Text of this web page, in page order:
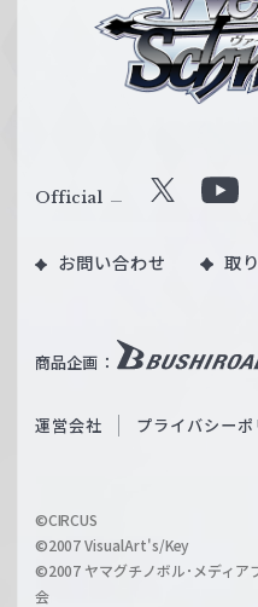
ス
ル
W
ß
c
a
r
z
商品企画：
Official X
u
b
O
i
お問い合わせ 取
運営会社 プライバシーポ
©CIRCUS
©2007 VisualArt's/Key
©2007 ヤマグチノボル･メディア
会